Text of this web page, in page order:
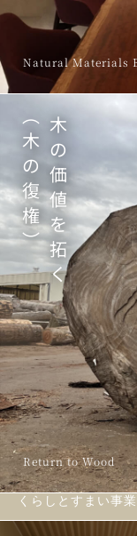
くらしとすまい事業
Natural Materials
︵
木
の
復
権
︶
木
の
価
値
を
拓
く
Return to Wood